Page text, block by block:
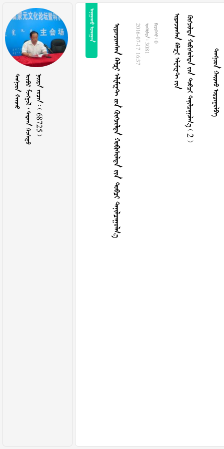
         68725 
           2016-07-17 16:37  3081  0          2   